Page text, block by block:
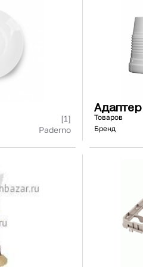
[1]
Paderno
Адаптер
Товаров
Бренд